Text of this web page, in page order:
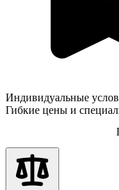
Индивидуальные
Гибкие цены и